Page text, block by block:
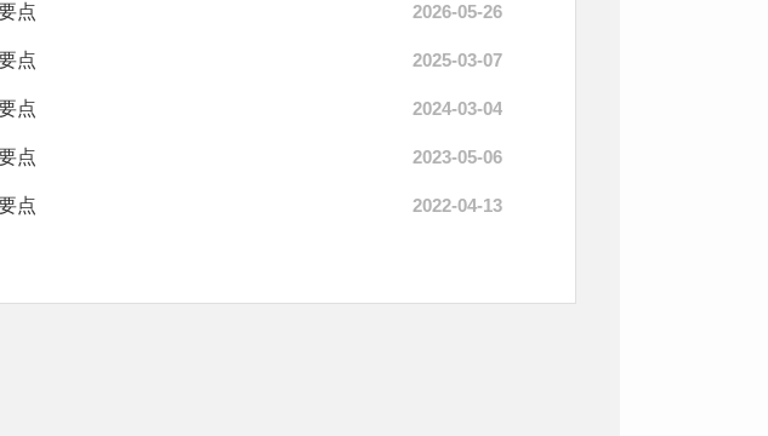
点 2026-05-26
点 2025-03-07
点 2024-03-04
点 2023-05-06
点 2022-04-13